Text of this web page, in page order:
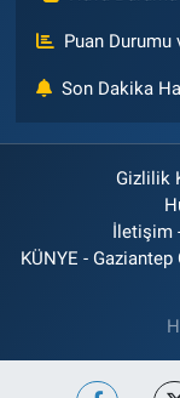
Puan Durumu
Son Dakika
Gizlilik
İletişim
KÜNYE - Gaziantep